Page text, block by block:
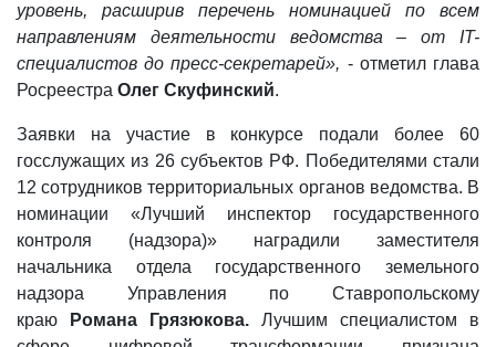
уровень, расширив перечень номинацией по всем
направлениям деятельности ведомства – от IT-
специалистов до пресс-секретарей», - отметил глава
Росреестра Олег Скуфинский.
Заявки на участие в конкурсе подали более 60
госслужащих из 26 субъектов РФ. Победителями стали
12 сотрудников территориальных органов ведомства. В
номинации «Лучший инспектор государственного
контроля (надзора)» наградили заместителя
начальника отдела государственного земельного
надзора Управления по Ставропольскому
краю
Романа Грязюкова. Лучшим специалистом в